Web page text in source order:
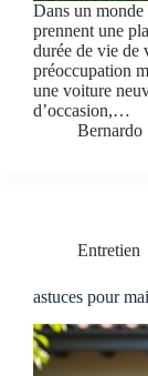
Dans un
prennent une
durée de vie de
préoccupation
une voiture
d’occasion,…
Bernardo
Entretien
astuces pour